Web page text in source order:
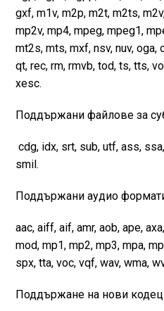
gxf, m1v, m2p, m2t, m2ts,
mp2v, mp4, mpeg, mpeg1,
mt2s, mts, mxf, nsv, nuv, oga,
qt, rec, rm, rmvb, tod, ts, tts,
xesc.
Поддържани файлове за
cdg, idx, srt, sub, utf, ass,
smil.
Поддържани аудио
aac, aiff, aif, amr, aob, ape,
mod, mp1, mp2, mp3, mpa,
spx, tta, voc, vqf, wav, wma,
Поддържане на нови